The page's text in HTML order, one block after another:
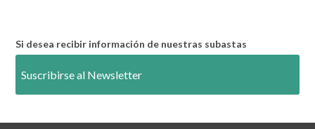
Si desea recibir información de nuestras subastas
Suscribirse al Newsletter